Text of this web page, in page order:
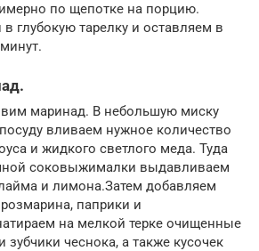
по щепотке на порцию.
глубокую тарелку и оставляем в
маринад. В небольшую миску
вливаем нужное количество
и жидкого светлого меда. Туда
соковыжималки выдавливаем
и лимона.Затем добавляем
паприки и
на мелкой терке очищенные
чеснока, а также кусочек